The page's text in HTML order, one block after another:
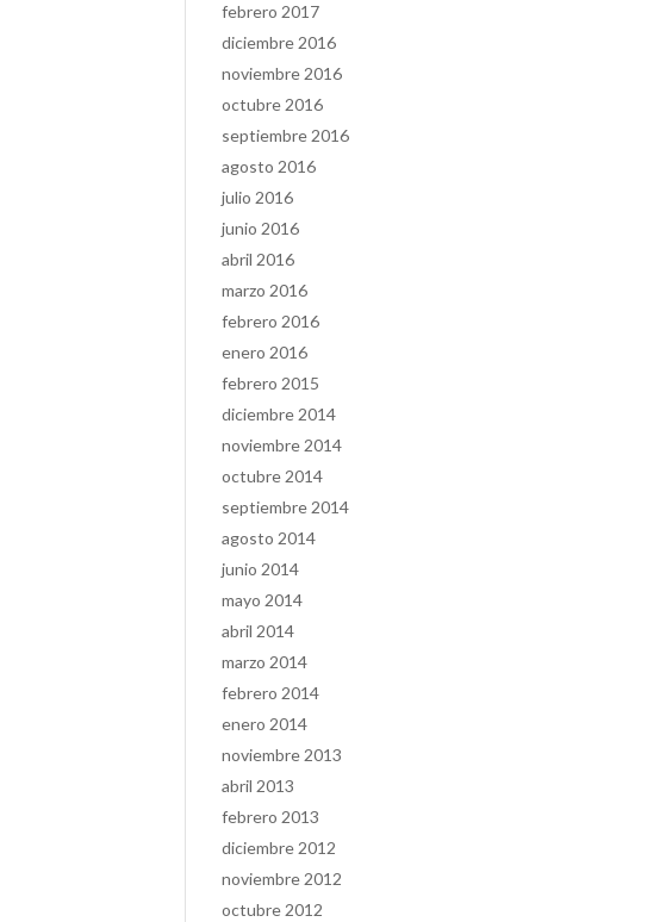
febrero 2017
diciembre 2016
noviembre 2016
octubre 2016
septiembre 2016
agosto 2016
julio 2016
junio 2016
abril 2016
marzo 2016
febrero 2016
enero 2016
febrero 2015
diciembre 2014
noviembre 2014
octubre 2014
septiembre 2014
agosto 2014
junio 2014
mayo 2014
abril 2014
marzo 2014
febrero 2014
enero 2014
noviembre 2013
abril 2013
febrero 2013
diciembre 2012
noviembre 2012
octubre 2012